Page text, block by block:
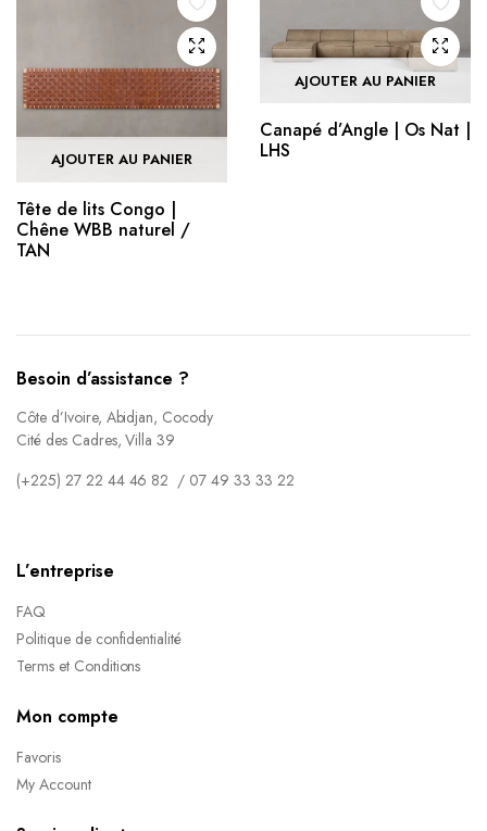
AJOUTER AU PANIER
Tête de lits Congo |
Chêne WBB naturel /
TAN
AJOUTER AU PANIER
Canapé d’Angle | Os Nat |
LHS
Besoin d’assistance ?
Côte d’Ivoire, Abidjan, Cocody
Cité des Cadres, Villa 39
(+225) 27 22 44 46 82 / 07 49 33 33 22
L’entreprise
FAQ
Politique de confidentialité
Terms et Conditions
Mon compte
Favoris
My Account